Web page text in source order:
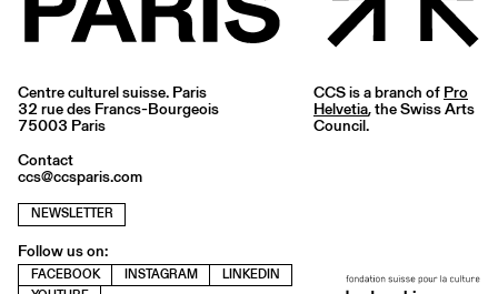
Centre culturel suisse. Paris
32 rue des Francs-Bourgeois
75003 Paris
Contact
ccs@ccsparis.com
NEWSLETTER
Follow us on:
FACEBOOK INSTAGRAM
LINKEDIN
CCS is a branch of Pro
Helvetia, the Swiss Arts
Council.